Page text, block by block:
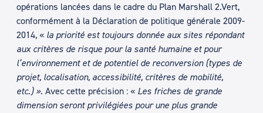
opérations lancées dans le cadre du Plan Marshall 2.Vert,
conformément à la Déclaration de politique générale 2009-
2014, « la priorité est toujours donnée aux sites répondant
aux critères de risque pour la santé humaine et pour
l’environnement et de potentiel de reconversion (types de
projet, localisation, accessibilité, critères de mobilité,
etc.) ». Avec cette précision : « Les friches de grande
dimension seront privilégiées pour une plus grande